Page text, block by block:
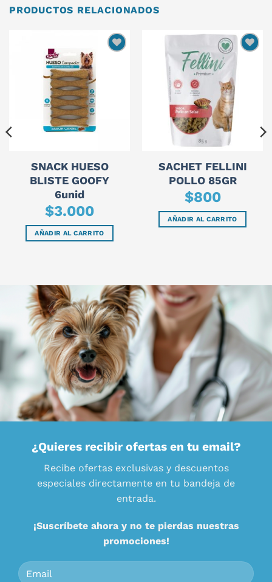
PRODUCTOS RELACIONADOS
SNACK HUESO
BLISTE GOOFY
6unid
$3.000
AÑADIR AL CARRITO
SACHET FELLINI
POLLO 85GR
$800
AÑADIR AL CARRITO
¿Quieres recibir ofertas en tu email?
Recibe ofertas exclusivas y descuentos
especiales directamente en tu bandeja de
entrada.
¡Suscríbete ahora y no te pierdas nuestras
promociones!